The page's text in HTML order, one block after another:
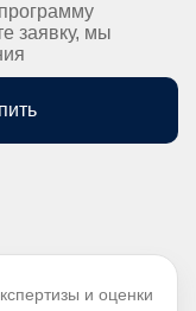
заявку, мы
и оценки